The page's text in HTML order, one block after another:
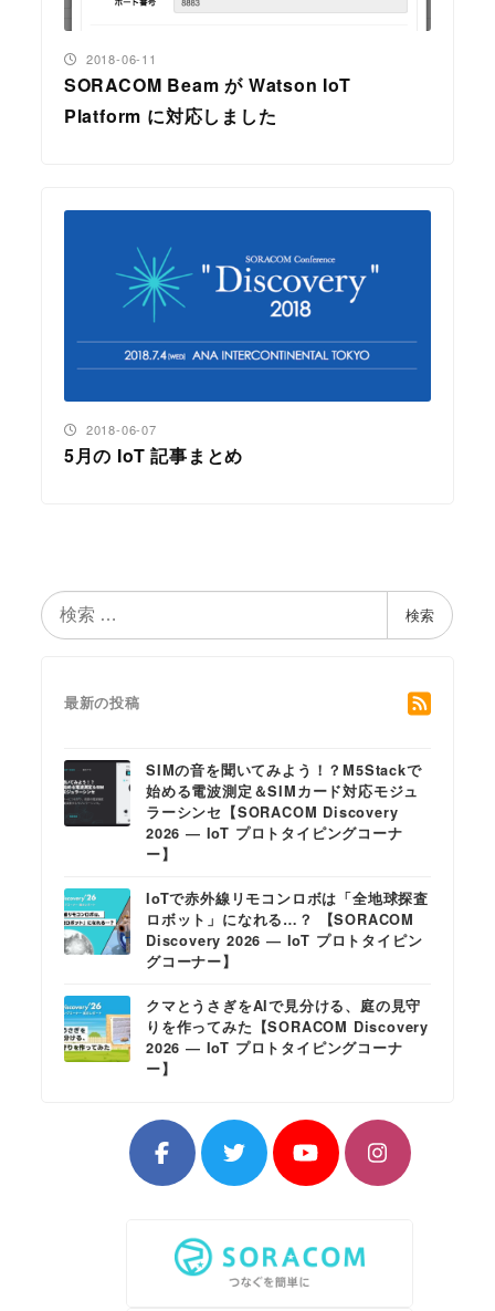
SORACOM Beam が Watson IoT
Platform に対応しました
投稿日
2018-06-11
5月の IoT 記事まとめ
投稿日
2018-06-07
検
索
検索
最新の投稿
SIMの音を聞いてみよう！？M5Stackで
始める電波測定＆SIMカード対応モジュ
ラーシンセ【SORACOM Discovery
2026 ― IoT プロトタイピングコーナ
ー】
IoTで赤外線リモコンロボは「全地球探査
ロボット」になれる…？ 【SORACOM
Discovery 2026 ― IoT プロトタイピン
グコーナー】
クマとうさぎをAIで見分ける、庭の見守
りを作ってみた【SORACOM Discovery
2026 ― IoT プロトタイピングコーナ
ー】